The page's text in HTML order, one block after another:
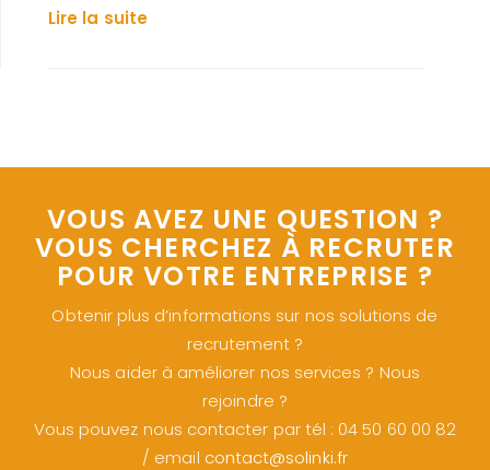
Lire la suite
VOUS AVEZ UNE QUESTION ?
VOUS CHERCHEZ À RECRUTER
POUR VOTRE ENTREPRISE ?
Obtenir plus d’informations sur nos solutions de
recrutement ?
Nous aider à améliorer nos services ? Nous
rejoindre ?
Vous pouvez nous contacter par tél : 04 50 60 00 82
/ email contact@solinki.fr